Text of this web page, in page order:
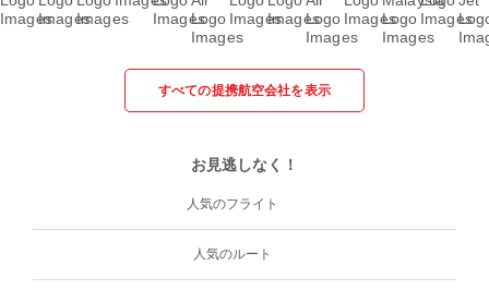
すべての提携航空会社を表示
お見逃しなく！
人気のフライト
人気のルート